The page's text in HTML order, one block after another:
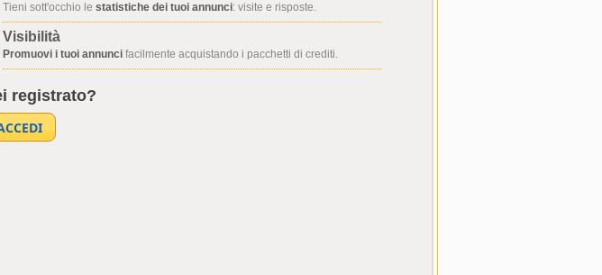
Tieni sott'occhio le statistiche dei tuoi annunci: visite e risposte.
Visibilità
Promuovi i tuoi annunci facilmente acquistando i pacchetti di crediti.
registrato?